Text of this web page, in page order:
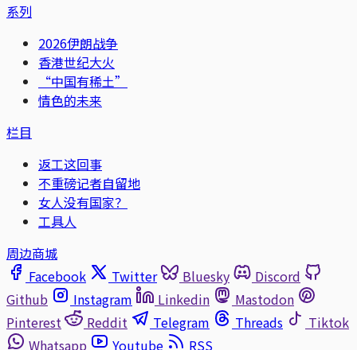
系列
2026伊朗战争
香港世纪大火
“中国有稀土”
情色的未来
栏目
返工这回事
不重磅记者自留地
女人没有国家？
工具人
周边商城
Facebook
Twitter Bluesky
Discord
Github
Instagram Linkedin
Mastodon
Pinterest
Reddit Telegram Threads
Tiktok
Whatsapp
Youtube
RSS